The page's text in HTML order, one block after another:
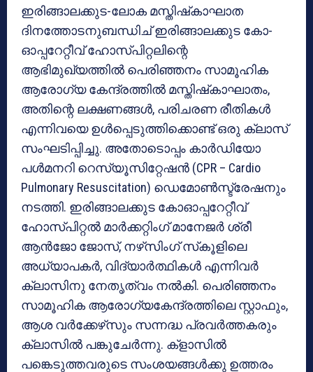
ഇരിങ്ങാലക്കുട-ലോക മസ്തിഷ്‌കാഘാത
ദിനത്തോടനുബന്ധിച് ഇരിങ്ങാലക്കുട കോ-
ഓപ്പറേറ്റീവ് ഹോസ്പിറ്റലിന്റെ
ആഭിമുഖ്യത്തില്‍ പെരിഞ്ഞനം സാമൂഹിക
ആരോഗ്യ കേന്ദ്രത്തില്‍ മസ്തിഷ്‌കാഘാതം,
അതിന്റെ ലക്ഷണങ്ങള്‍, പരിചരണ രീതികള്‍
എന്നിവയെ ഉള്‍പ്പെടുത്തിക്കൊണ്ട് ഒരു ക്ലാസ്
സംഘടിപ്പിച്ചു. അതോടൊപ്പം കാര്‍ഡിയോ
പള്‍മനറി റെസ്യൂസിറ്റേഷന്‍ (CPR – Cardio
Pulmonary Resuscitation) ഡെമോണ്‍സ്ട്രേഷനും
നടത്തി. ഇരിങ്ങാലക്കുട കോഓപ്പറേറ്റീവ്
ഹോസ്പിറ്റല്‍ മാര്‍ക്കറ്റിംഗ് മാനേജര്‍ ശ്രീ
ആന്‍ജോ ജോസ്, നഴ്‌സിംഗ് സ്‌കൂളിലെ
അധ്യാപകര്‍, വിദ്യാര്‍ത്ഥികള്‍ എന്നിവര്‍
ക്ലാസിനു നേതൃത്വം നല്‍കി. പെരിഞ്ഞനം
സാമൂഹിക ആരോഗ്യകേന്ദ്രത്തിലെ സ്റ്റാഫും,
ആശ വര്‍ക്കേഴ്‌സും സന്നദ്ധ പ്രവര്‍ത്തകരും
ക്ലാസില്‍ പങ്കുചേര്‍ന്നു. ക്ളാസില്‍
പങ്കെടുത്തവരുടെ സംശയങ്ങള്‍ക്കു ഉത്തരം